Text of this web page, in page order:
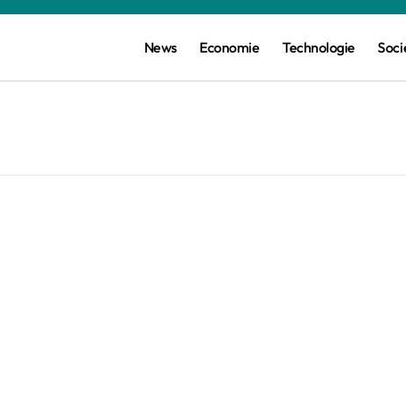
News Economie Technologie